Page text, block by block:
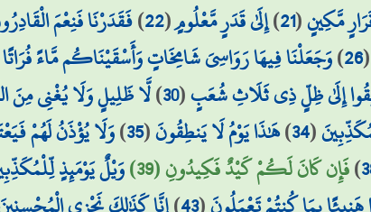
مَّكِينٍ(
21
)إِلَىٰ قَدَرٍ مَّعْلُومٍ(
22
)فَقَدَرْنَا فَنِعْمَ
26
)وَجَعَلْنَا فِيهَا رَوَاسِيَ شَامِخَاتٍ وَأَسْقَيْنَاكُم مَّاءً فُرَاتًا
إِلَىٰ ظِلٍّ ذِي ثَلَاثِ شُعَبٍ(
30
)لَّا ظَلِيلٍ وَلَا يُغْنِي مِنَ
(
34
)هَٰذَا يَوْمُ لَا يَنطِقُونَ(
35
)وَلَا يُؤْذَنُ لَهُمْ
)فَإِن كَانَ لَكُمْ كَيْدٌ فَكِيدُونِ (39) وَيْلٌ يَوْمَئِذٍ